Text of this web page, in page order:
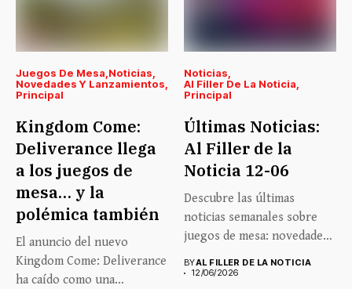
Juegos De Mesa Noticias
Novedades Y Lanzamientos
Principal
Kingdom Come:
Deliverance llega
a los juegos de
mesa… y la
polémica también
El anuncio del nuevo
Kingdom Come: Deliverance
ha caído como una
Noticias
Al Filler De La Noticia
Principal
Últimas Noticias:
Al Filler de la
Noticia 12-06
Descubre las últimas
noticias semanales sobre
juegos de mesa: novedades,
BYAL FILLER DE LA NOTICIA
12/06/2026